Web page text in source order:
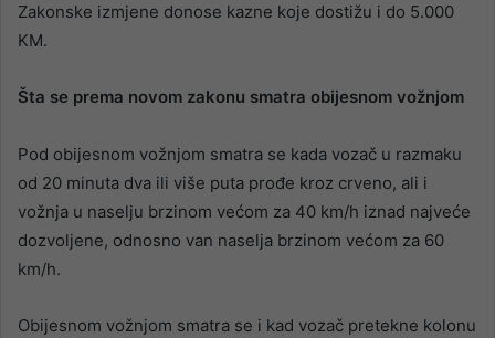
Zakonske izmjene donose kazne koje dostižu i do 5.000
KM.
Šta se prema novom zakonu smatra obijesnom vožnjom
Pod obijesnom vožnjom smatra se kada vozač u razmaku
od 20 minuta dva ili više puta prođe kroz crveno, ali i
vožnja u naselju brzinom većom za 40 km/h iznad najveće
dozvoljene, odnosno van naselja brzinom većom za 60
km/h.
Obijesnom vožnjom smatra se i kad vozač pretekne kolonu